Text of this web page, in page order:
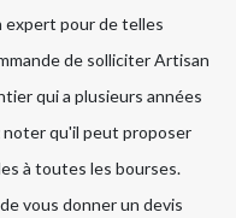
pour de telles
de solliciter Artisan
qui a plusieurs années
noter qu'il peut proposer
à toutes les bourses.
vous donner un devis